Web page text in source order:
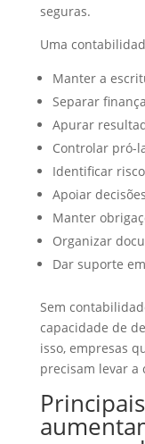
seguras.
Uma
Manter a
Separar
Apurar
Controlar pró-
Identificar
Apoiar
Manter
Organizar
Dar suporte
Sem
capacidade de
isso, empresas
precisam levar a